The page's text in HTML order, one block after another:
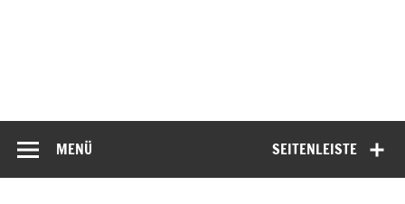
SEITENLEISTE
MENÜ